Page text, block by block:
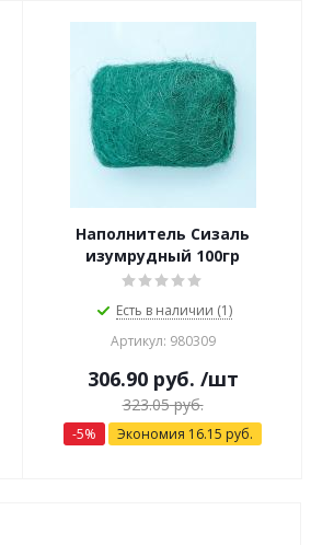
Наполнитель Сизаль
изумрудный 100гр
Есть в наличии (1)
Артикул: 980309
306.90руб. /шт
323.05руб.
-5% Экономия 16.15 руб.